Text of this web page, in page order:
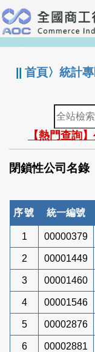
跳
到
主
要
:::
||首頁〉統計
全
站
檢
索
【熱門查詢
閉鎖性公司名錄
序號 統一編號
1 00000379
2 00001449
3 00001460
4 00001546
5 00002876
6 00002881